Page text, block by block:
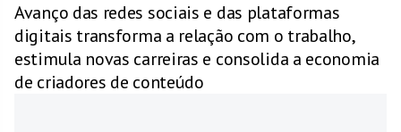
Avanço das redes sociais e das plataformas
digitais transforma a relação com o trabalho,
estimula novas carreiras e consolida a economia
de criadores de conteúdo